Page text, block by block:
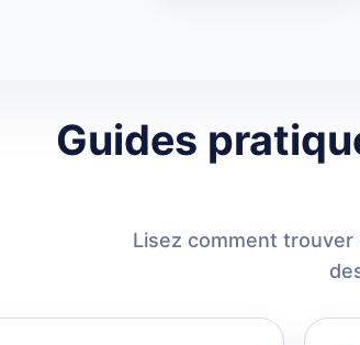
Guides
Lisez comment